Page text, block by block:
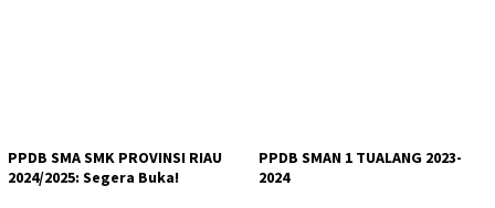
PPDB SMA SMK PROVINSI RIAU
2024/2025: Segera Buka!
PPDB SMAN 1 TUALANG 2023-
2024